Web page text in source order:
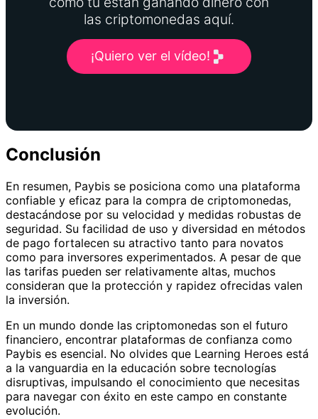
las criptomonedas aquí.
¡Quiero ver el vídeo!
Conclusión
En resumen, Paybis se posiciona como una plataforma
confiable y eficaz para la compra de criptomonedas,
destacándose por su velocidad y medidas robustas de
seguridad. Su facilidad de uso y diversidad en métodos
de pago fortalecen su atractivo tanto para novatos
como para inversores experimentados. A pesar de que
las tarifas pueden ser relativamente altas, muchos
consideran que la protección y rapidez ofrecidas valen
la inversión.
En un mundo donde las criptomonedas son el futuro
financiero, encontrar plataformas de confianza como
Paybis es esencial. No olvides que Learning Heroes está
a la vanguardia en la educación sobre tecnologías
disruptivas, impulsando el conocimiento que necesitas
para navegar con éxito en este campo en constante
evolución.